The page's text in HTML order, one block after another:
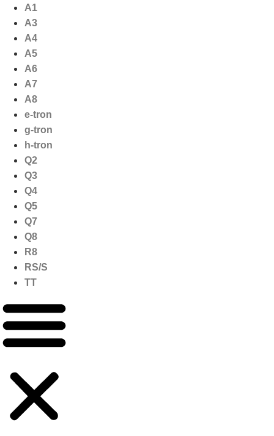
naar
inhoud
A1
A3
A4
A5
A6
A7
A8
e-tron
g-tron
h-tron
Q2
Q3
Q4
Q5
Q7
Q8
R8
RS/S
TT